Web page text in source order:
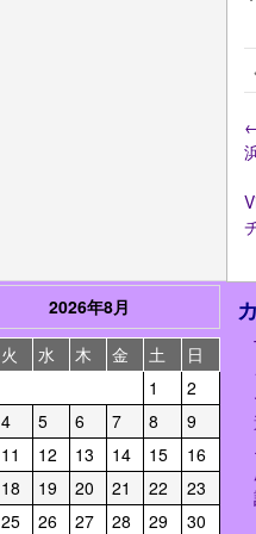
2026年8月
火 水 木 金 土
日
1
2
4 5 6 7 8
9
11 12 13 14 15
16
18 19 20 21 22
23
25 26 27 28 29 30